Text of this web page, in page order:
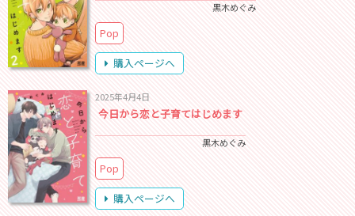
黒木めぐみ
Pop
購入ページへ
2025年4月4日
今日から恋と子育てはじめます
黒木めぐみ
Pop
購入ページへ